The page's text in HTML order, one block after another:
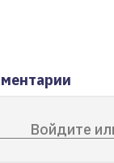
Войдите